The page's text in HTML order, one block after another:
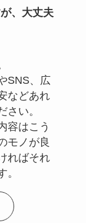
、大丈夫
SNS、広
などあれ
さい。
容はこう
モノが良
ればそれ